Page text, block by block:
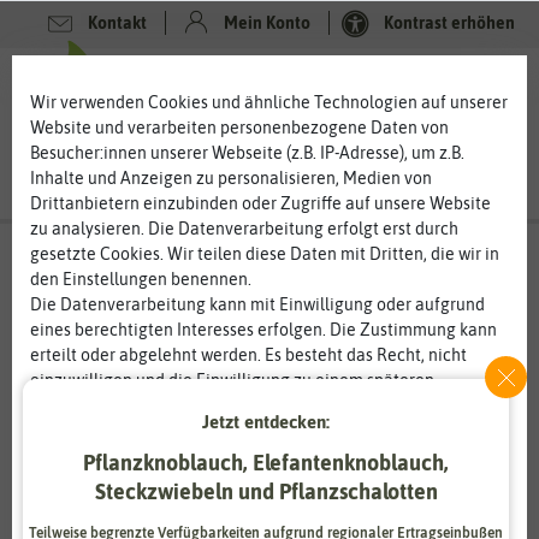
Kontakt Mein Konto Kontrast erhöhen
Wir verwenden Cookies und ähnliche Technologien auf unserer
Website und verarbeiten personenbezogene Daten von
Besucher:innen unserer Webseite (z.B. IP-Adresse), um z.B.
Inhalte und Anzeigen zu personalisieren, Medien von
Drittanbietern einzubinden oder Zugriffe auf unsere Website
zu analysieren. Die Datenverarbeitung erfolgt erst durch
gesetzte Cookies. Wir teilen diese Daten mit Dritten, die wir in
den Einstellungen benennen.
Die Datenverarbeitung kann mit Einwilligung oder aufgrund
eines berechtigten Interesses erfolgen. Die Zustimmung kann
erteilt oder abgelehnt werden. Es besteht das Recht, nicht
einzuwilligen und die Einwilligung zu einem späteren
Informationen zur Verwendung personenbezogener Daten und
den Diensten erklären wir in unsererDaten­schutz­erklärung
Jetzt entdecken:
Pflanzknoblauch, Elefantenknoblauch,
Steckzwiebeln und Pflanzschalotten
Teilweise begrenzte Verfügbarkeiten aufgrund regionaler Ertragseinbußen